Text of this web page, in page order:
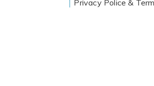
｜ Privacy Police &